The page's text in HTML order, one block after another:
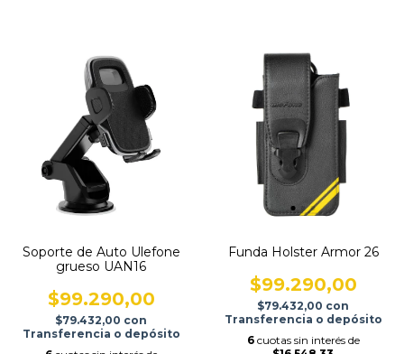
Soporte de Auto Ulefone
grueso UAN16
$99.290,00
$79.432,00 con
Transferencia o depósito
Funda Holster Armor 26
$99.290,00
$79.432,00 con
Transferencia o depósito
6 cuotas sin interés de